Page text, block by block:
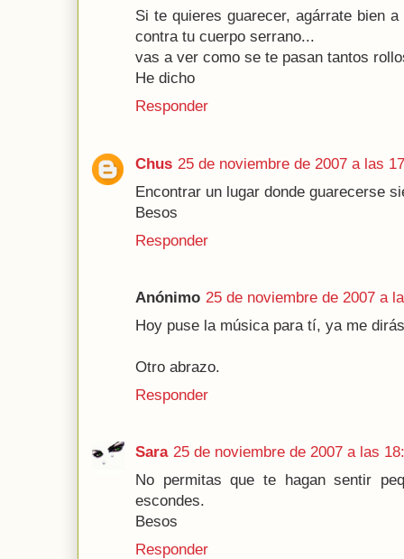
Si te quieres guarecer, agárrate bien
contra tu cuerpo serrano...
vas a ver como se te pasan tantos
He dicho
Responder
Chus 25 de noviembre de 2007 a las
Encontrar un lugar donde guarecerse
Besos
Responder
Anónimo 25 de noviembre de 2007 a
Hoy puse la música para tí, ya me
Otro abrazo.
Responder
Sara 25 de noviembre de 2007 a las
No permitas que te hagan sentir
escondes.
Besos
Responder